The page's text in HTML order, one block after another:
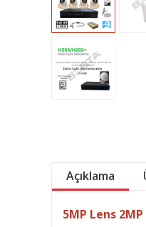
Açıklama
5MP Lens